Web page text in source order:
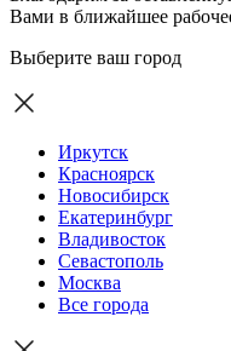
Вами в ближайшее
Выберите ваш город
Иркутск
Красноярск
Новосибирск
Екатеринбург
Владивосток
Севастополь
Москва
Все города